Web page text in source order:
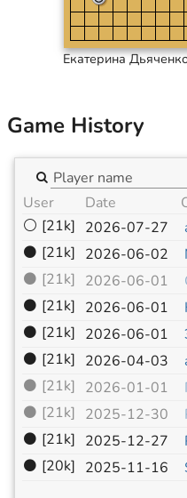
Екатерина
Game History
User Date
⚪ [21k] 2026-07-27
⚫ [21k] 2026-06-02
⚫ [21k] 2026-06-01
⚫ [21k] 2026-06-01
⚫ [21k] 2026-06-01
⚫ [21k] 2026-04-03
⚫ [21k] 2026-01-01
⚫ [21k] 2025-12-30
⚫ [21k] 2025-12-27
⚫ [20k] 2025-11-16